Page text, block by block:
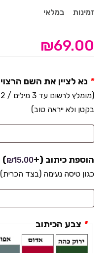
זמינות במלאי
₪69.00
נא לציין את השם הרצוי *
בקטן ולא ייראה טוב)
הוספת כיתוב (+
₪15.00
)
כגון טיסה נעימה (בצד הכרית)
צבע הכיתוב *